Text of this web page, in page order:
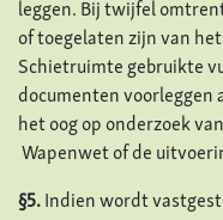
leggen. Bij twijfel
of toegelaten zijn van
Schietruimte gebruikte
documenten voorleggen
het oog op onderzoek
Wapenwet of de
§5. Indien wordt